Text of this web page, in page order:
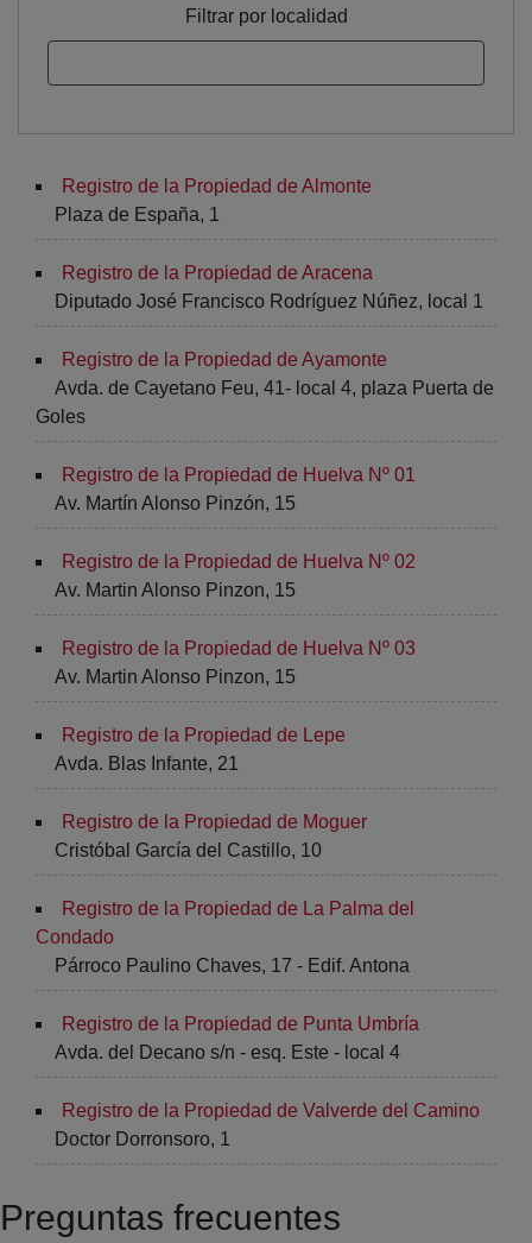
Filtrar por localidad
Registro de la Propiedad de Almonte
Plaza de España, 1
Registro de la Propiedad de Aracena
Diputado José Francisco Rodríguez Núñez, local 1
Registro de la Propiedad de Ayamonte
Avda. de Cayetano Feu, 41- local 4, plaza Puerta de
Goles
Registro de la Propiedad de Huelva Nº 01
Av. Martín Alonso Pinzón, 15
Registro de la Propiedad de Huelva Nº 02
Av. Martin Alonso Pinzon, 15
Registro de la Propiedad de Huelva Nº 03
Av. Martin Alonso Pinzon, 15
Registro de la Propiedad de Lepe
Avda. Blas Infante, 21
Registro de la Propiedad de Moguer
Cristóbal García del Castillo, 10
Registro de la Propiedad de La Palma del
Condado
Párroco Paulino Chaves, 17 - Edif. Antona
Registro de la Propiedad de Punta Umbría
Avda. del Decano s/n - esq. Este - local 4
Registro de la Propiedad de Valverde del Camino
Doctor Dorronsoro, 1
Preguntas frecuentes